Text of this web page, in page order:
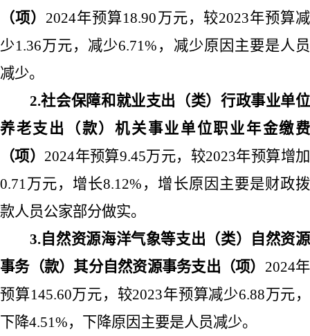
（项） 2024年预算18.90万元，较2023年预算减
少1.36万元，减少6.71% ，减少原因主要是人员
减少。
2.社会保障和就业支出（类）行政事业单位
养老支出（款）机关事业单位职业年金缴费
（项） 2024年预算9.45万元，较2023年预算增加
0.71万元，增长8.12% ，增长原因主要是财政拨
款人员公家部分做实。
3.自然资源海洋气象等支出（类）自然资源
事务（款）其分自然资源事务支出（项） 2024年
预算145.60万元，较2023年预算减少6.88万元，
下降4.51%，下降原因主要是人员减少。